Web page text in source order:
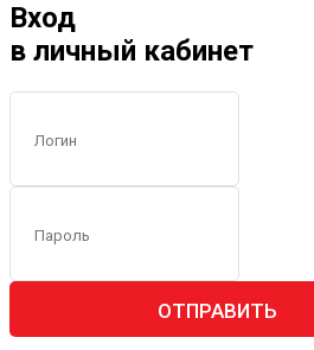
Вход
в личный кабинет
ОТПРАВИТЬ